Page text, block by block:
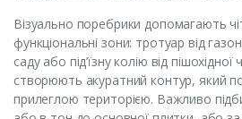
Візуально поребрики допомагають
функціональні зони: тротуар від
саду або під’їзну колію від
створюють акуратний контур, який
прилеглою територією. Важливо